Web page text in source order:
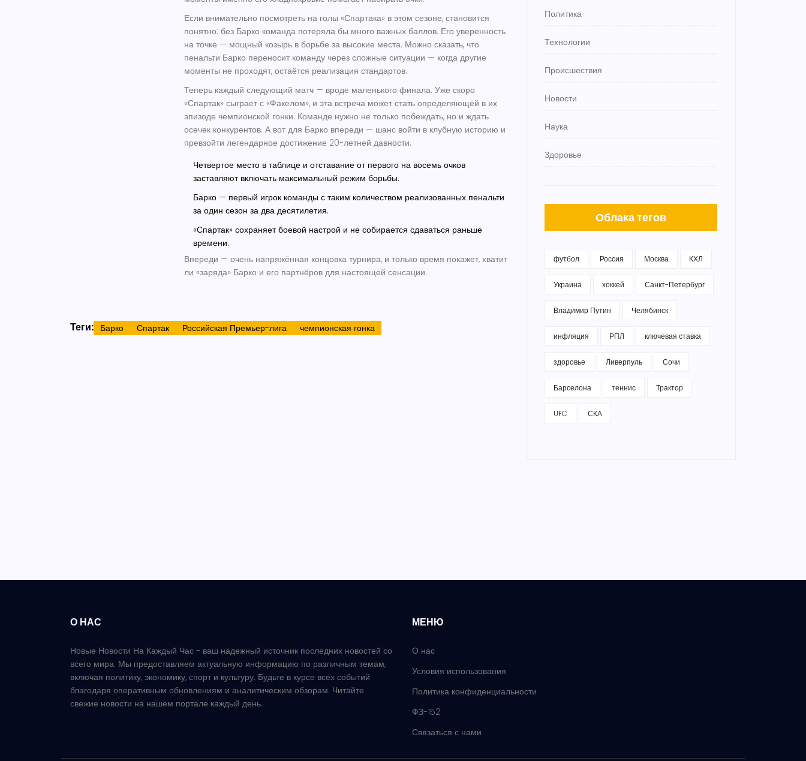
Если внимательно посмотреть на голы «Спартака» в этом сезоне, становится
понятно: без Барко команда потеряла бы много важных баллов. Его уверенность
на точке — мощный козырь в борьбе за высокие места. Можно сказать, что
пенальти Барко переносит команду через сложные ситуации — когда другие
моменты не проходят, остаётся реализация стандартов.
Теперь каждый следующий матч — вроде маленького финала. Уже скоро
«Спартак» сыграет с «Факелом», и эта встреча может стать определяющей в их
эпизоде чемпионской гонки. Команде нужно не только побеждать, но и ждать
осечек конкурентов. А вот для Барко впереди — шанс войти в клубную историю и
превзойти легендарное достижение 20-летней давности.
Четвертое место в таблице и отставание от первого на восемь очков
заставляют включать максимальный режим борьбы.
Барко — первый игрок команды с таким количеством реализованных пенальти
за один сезон за два десятилетия.
«Спартак» сохраняет боевой настрой и не собирается сдаваться раньше
времени.
Впереди — очень напряжённая концовка турнира, и только время покажет, хватит
ли «заряда» Барко и его партнёров для настоящей сенсации.
Теги: Барко Спартак Российская Премьер-лига чемпионская гонка
Политика
Технологии
Происшествия
Новости
Наука
Здоровье
Облака тегов
футбол Россия Москва КХЛ
Украина хоккей Санкт-Петербург
Владимир Путин Челябинск
инфляция РПЛ ключевая ставка
здоровье Ливерпуль Сочи
Барселона теннис Трактор
UFC СКА
О НАС
Новые Новости На Каждый Час - ваш надежный источник последних новостей со
всего мира. Мы предоставляем актуальную информацию по различным темам,
включая политику, экономику, спорт и культуру. Будьте в курсе всех событий
благодаря оперативным обновлениям и аналитическим обзорам. Читайте
свежие новости на нашем портале каждый день.
МЕНЮ
О нас
Условия использования
Политика конфиденциальности
ФЗ-152
Связаться с нами